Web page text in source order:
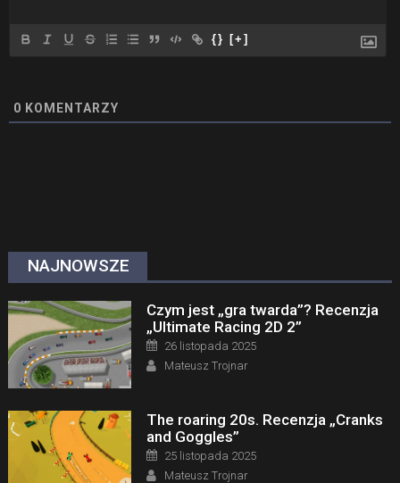
{} [+]
0 KOMENTARZY
NAJNOWSZE
Czym jest „gra twarda”? Recenzja
„Ultimate Racing 2D 2”
Posted on
26 listopada 2025
Author
Mateusz Trojnar
The roaring 20s. Recenzja „Cranks
and Goggles”
Posted on
25 listopada 2025
Author
Mateusz Trojnar